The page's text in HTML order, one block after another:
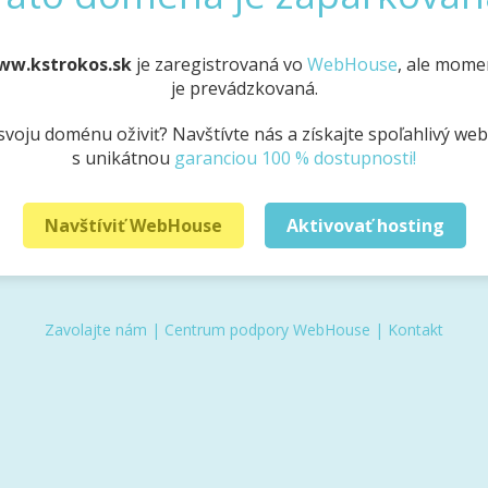
je zaregistrovaná vo WebHouse, ale
je prevádzkovaná.
doménu oživiť? Navštívte nás a získajte spoľahlivý
s unikátnou garanciou 100 % dostupnosti!
Navštíviť WebHouse Aktivovať hosting
Zavolajte nám | Centrum podpory WebHouse | Kontakt